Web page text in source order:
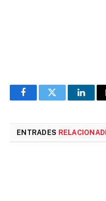
FacebookTwitter
ENTRADES